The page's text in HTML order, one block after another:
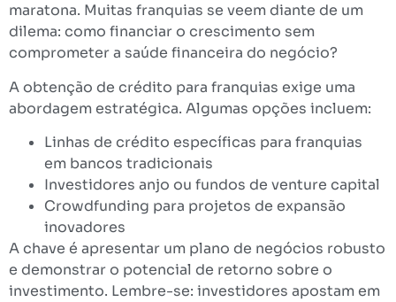
maratona. Muitas franquias se veem diante de um
dilema: como financiar o crescimento sem
comprometer a saúde financeira do negócio?
A obtenção de crédito para franquias exige uma
abordagem estratégica. Algumas opções incluem:
Linhas de crédito específicas para franquias
em bancos tradicionais
Investidores anjo ou fundos de venture capital
Crowdfunding para projetos de expansão
inovadores
A chave é apresentar um plano de negócios robusto
e demonstrar o potencial de retorno sobre o
investimento. Lembre-se: investidores apostam em